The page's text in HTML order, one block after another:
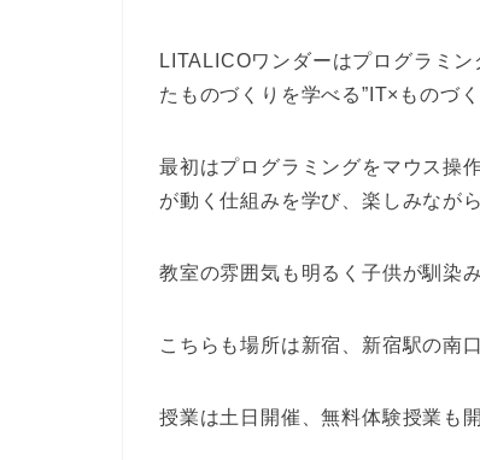
LITALICOワンダーはプログラミ
たものづくりを学べる”IT×ものづく
最初はプログラミングをマウス操
が動く仕組みを学び、楽しみなが
教室の雰囲気も明るく子供が馴染
こちらも場所は新宿、新宿駅の南
授業は土日開催、無料体験授業も